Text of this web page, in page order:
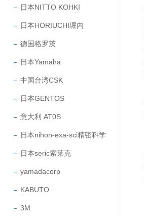
日本NITTO KOHKI
日本HORIUCHI堀内
德国格罗茨
日本Yamaha
中国台湾CSK
日本GENTOS
意大利 AT0S
日本nihon-exa-sci精密科学
日本seric索莱克
yamadacorp
KABUTO
3M